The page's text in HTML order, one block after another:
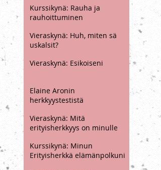
Kurssikynä: Matkalta
sisäiselle matkalle
Kurssikynä: Rauha ja
rauhoittuminen
Vieraskynä: Huh, miten sä
Vieraskynä: Esikoiseni
Elaine Aronin
herkkyystestistä
Vieraskynä: Mitä
erityisherkkyys on minulle